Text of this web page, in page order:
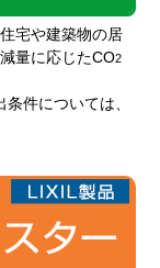
宅や建築物の居
量に応じたCO2
件については、